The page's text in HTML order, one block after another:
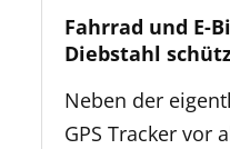
Fahrrad und E-
Diebstahl
Neben der
GPS Tracker vor